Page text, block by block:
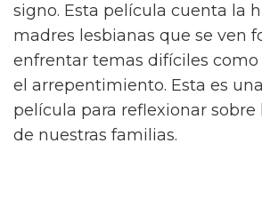
signo. Esta película cuenta la
madres lesbianas que se ven
enfrentar temas difíciles
el arrepentimiento. Esta es
película para reflexionar sobre
de nuestras familias.